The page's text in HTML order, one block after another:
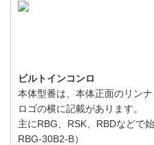
ビルトインコンロ
本体型番は、本体正面のリン
ロゴの横に記載があります。
主にRBG、RSK、RBDなどで
RBG-30B2-B）